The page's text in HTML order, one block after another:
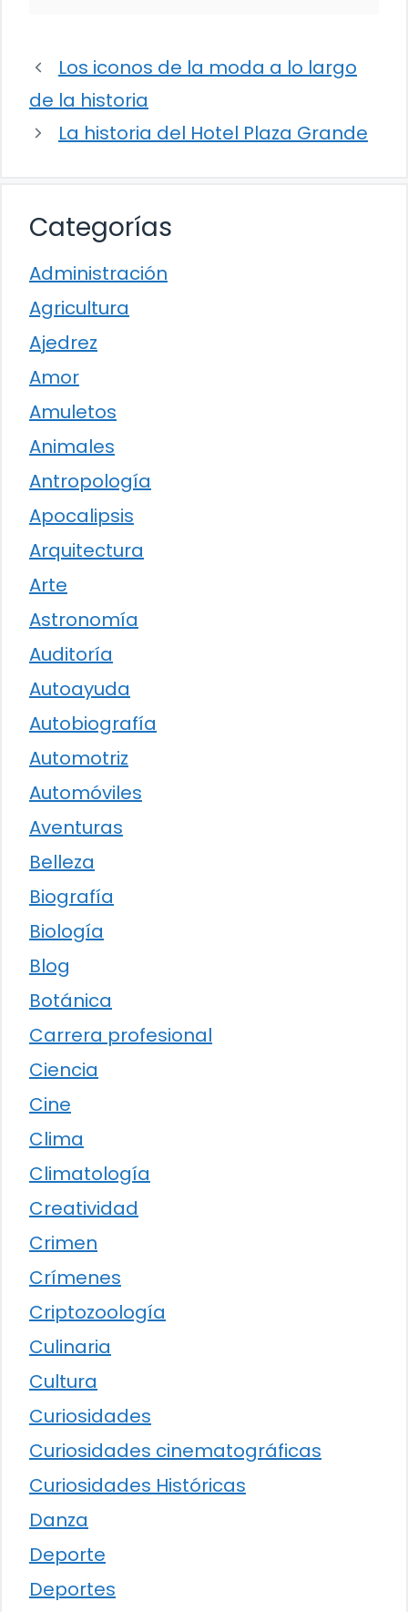
Los iconos de la moda a lo largo
de la historia
La historia del Hotel Plaza Grande
Categorías
Administración
Agricultura
Ajedrez
Amor
Amuletos
Animales
Antropología
Apocalipsis
Arquitectura
Arte
Astronomía
Auditoría
Autoayuda
Autobiografía
Automotriz
Automóviles
Aventuras
Belleza
Biografía
Biología
Blog
Botánica
Carrera profesional
Ciencia
Cine
Clima
Climatología
Creatividad
Crimen
Crímenes
Criptozoología
Culinaria
Cultura
Curiosidades
Curiosidades cinematográficas
Curiosidades Históricas
Danza
Deporte
Deportes